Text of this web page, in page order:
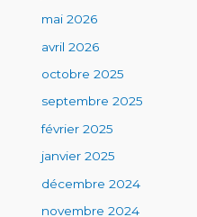
mai 2026
avril 2026
octobre 2025
septembre 2025
février 2025
janvier 2025
décembre 2024
novembre 2024